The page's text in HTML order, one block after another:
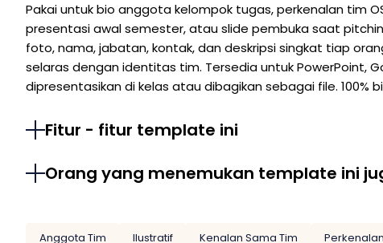
Pakai untuk bio anggota kelompok tugas, perkenalan tim
presentasi awal semester, atau slide pembuka saat
foto, nama, jabatan, kontak, dan deskripsi singkat tiap
selaras dengan identitas tim. Tersedia untuk PowerPoint,
dipresentasikan di kelas atau dibagikan sebagai file. 100%
Fitur - fitur template ini
Orang yang menemukan template ini
Anggota Tim Ilustratif Kenalan Sama Tim